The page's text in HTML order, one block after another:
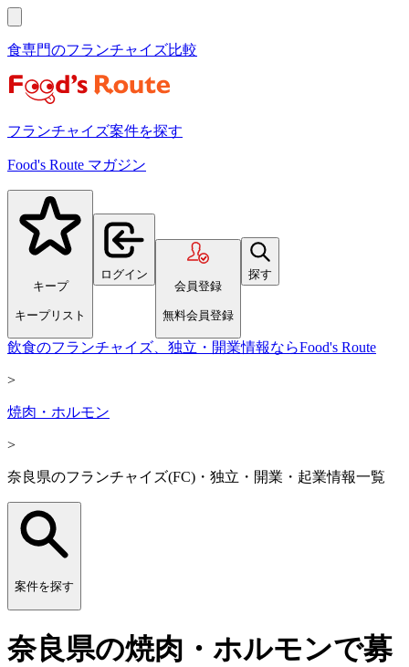
食専門のフランチャイズ比較
フランチャイズ案件を探す
Food's Route マガジン
キープ
キープリスト
ログイン
会員登録
無料会員登録
探す
飲食のフランチャイズ、独立・開業情報ならFood's Route
>
焼肉・ホルモン
>
奈良県のフランチャイズ(FC)・独立・開業・起業情報一覧
案件を探す
奈良県の焼肉・ホルモンで募